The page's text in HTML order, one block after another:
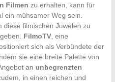
Filmen zu erhalten, kann für
ein mühsamer Weg sein.
diese filmischen Juwelen zu
FilmoTV, eine
sich als Verbündete der
sie eine breite Palette von
an unbegrenzten
in einen reichen und